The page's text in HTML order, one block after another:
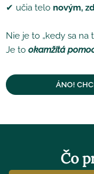
✔ učia telo novým,
Nie je to „kedy sa na
Je to okamžitá
ÁNO!
Čo